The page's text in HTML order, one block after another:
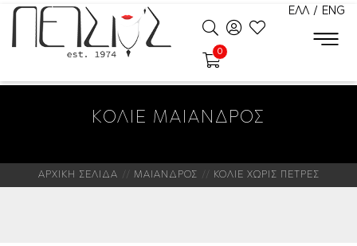
ΕΛΛ / ENG
0
ΚΟΛΙΕ ΜΑΙΑΝΔΡΟΣ
ΑΡΧΙΚΗ ΣΕΛΙΔΑ ΜΑΙΑΝΔΡΟΣ ΚΟΛΙΕ ΧΩΡΙΣ ΠΕΤΡΕΣ